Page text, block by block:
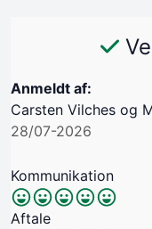
Anmeldt af:
Carsten Vilches og
28/07-2026
Kommunikation
Aftale